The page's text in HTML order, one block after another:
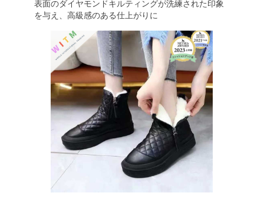
表面のダイヤモンドキルティングが洗練された印象
を与え、高級感のある仕上がりに